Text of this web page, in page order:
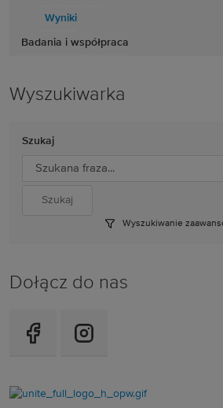
Wyniki
Badania i współpraca
Wyszukiwarka
Szukaj
Wyszukiwanie
Dołącz do nas